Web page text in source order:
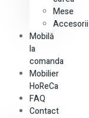
Mese
Accesorii
Mobilă
la
comanda
Mobilier
HoReCa
FAQ
Contact